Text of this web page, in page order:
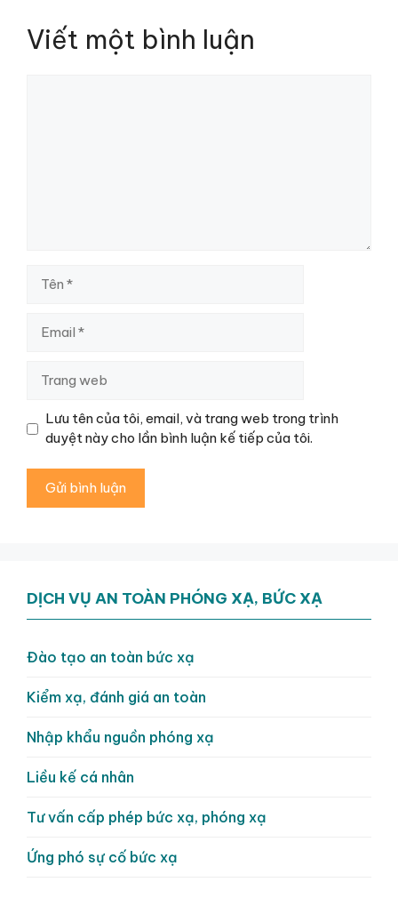
Viết một bình luận
web
Lưu tên của tôi, email, và trang web trong trình
duyệt này cho lần bình luận kế tiếp của tôi.
DỊCH VỤ AN TOÀN PHÓNG XẠ, BỨC XẠ
Đào tạo an toàn bức xạ
Kiểm xạ, đánh giá an toàn
Nhập khẩu nguồn phóng xạ
Liều kế cá nhân
Tư vấn cấp phép bức xạ, phóng xạ
Ứng phó sự cố bức xạ